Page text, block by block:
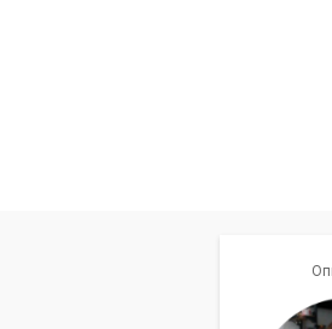
Это более
Наши
предложат